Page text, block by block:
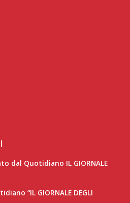
dal Quotidiano IL GIORNALE
“IL GIORNALE DEGLI